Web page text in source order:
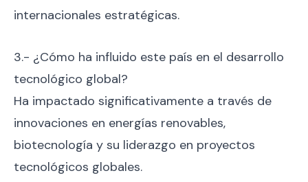
internacionales estratégicas.
3.- ¿Cómo ha influido este país en el desarrollo
tecnológico global?
Ha impactado significativamente a través de
innovaciones en energías renovables,
biotecnología y su liderazgo en proyectos
tecnológicos globales.